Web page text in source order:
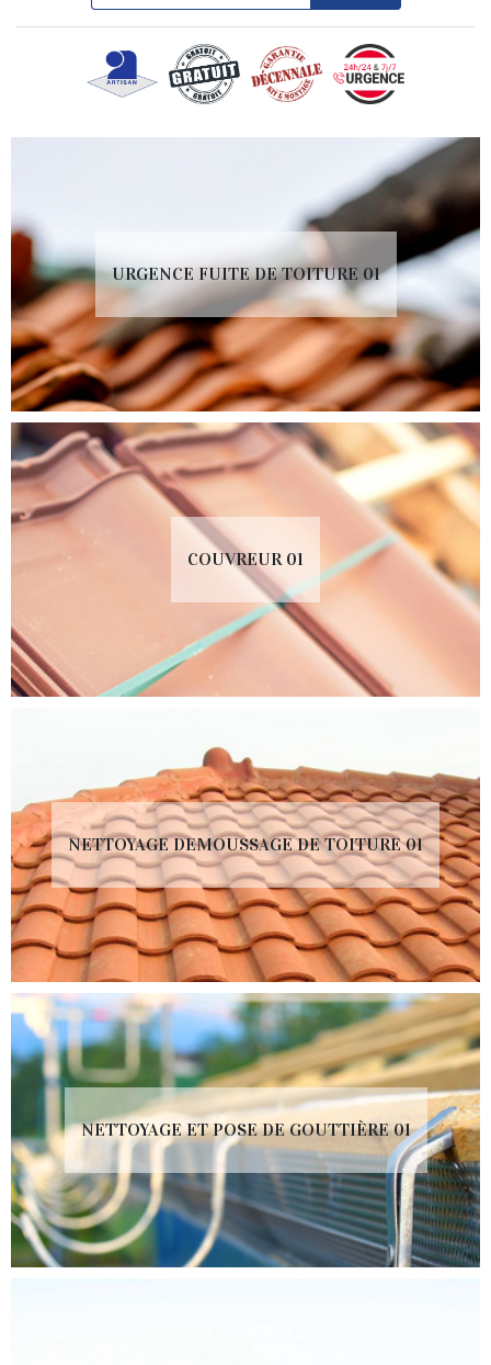
URGENCE FUITE DE TOITURE 01
COUVREUR 01
NETTOYAGE DEMOUSSAGE DE TOITURE 01
NETTOYAGE ET POSE DE GOUTTIÈRE 01